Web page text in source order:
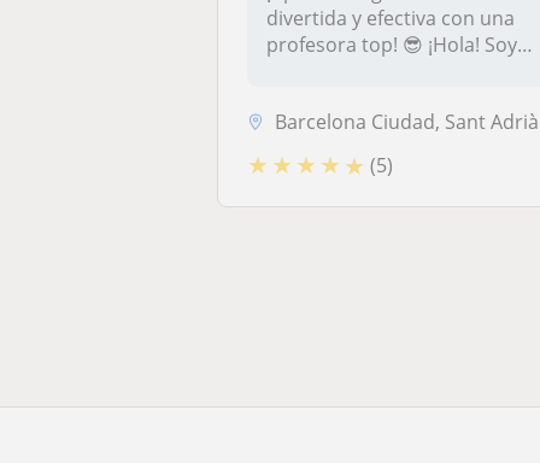
divertida y efectiva con una
profesora top! 😎 ¡Hola! Soy
Barcelona Ciudad, Sant Adrià de Besòs, Barcelona (Ciudad)
★ ★ ★ ★ ★ (5)